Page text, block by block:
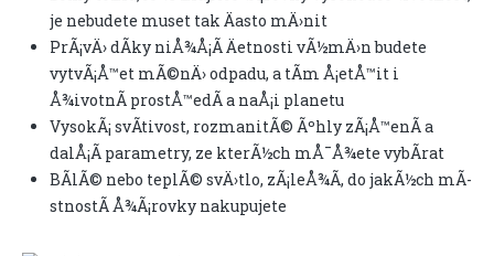
je nebudete muset tak Äasto mÄ›nit
PrÃ¡vÄ› dÃ­ky niÅ¾Å¡Ã­ Äetnosti vÃ½mÄ›n budete
vytvÃ¡Å™et mÃ©nÄ› odpadu, a tÃ­m Å¡etÅ™it i
Å¾ivotnÃ­ prostÅ™edÃ­ a naÅ¡i planetu
VysokÃ¡ svÃ­tivost, rozmanitÃ© Ãºhly zÃ¡Å™enÃ­ a
dalÅ¡Ã­ parametry, ze kterÃ½ch mÅ¯Å¾ete vybÃ­rat
BÃ­lÃ© nebo teplÃ© svÄ›tlo, zÃ¡leÅ¾Ã­, do jakÃ½ch mÃ­
stnostÃ­ Å¾Ã¡rovky nakupujete